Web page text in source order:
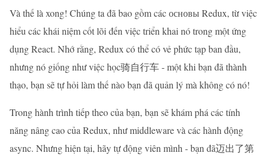
Và thế là xong! Chúng ta đã bao gồm các основы Redux, từ việc
hiểu các khái niệm cốt lõi đến việc triển khai nó trong một ứng
dụng React. Nhớ rằng, Redux có thể có vẻ phức tạp ban đầu,
nhưng nó giống như việc học骑自行车 - một khi bạn đã thành
thạo, bạn sẽ tự hỏi làm thế nào bạn đã quản lý mà không có nó!
Trong hành trình tiếp theo của bạn, bạn sẽ khám phá các tính
năng nâng cao của Redux, như middleware và các hành động
async. Nhưng hiện tại, hãy tự động viên mình - bạn đã迈出了第